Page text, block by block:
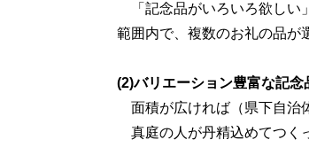
「記念品がいろいろ欲しい
範囲内で、複数のお礼の品が
(2)バリエーション豊富な記念
面積が広ければ（県下自治
真庭の人が丹精込めてつく